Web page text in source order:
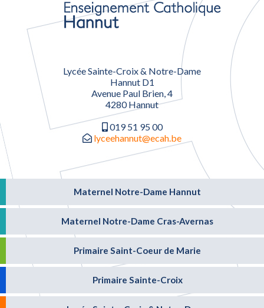
Lycée Sainte-Croix & Notre-Dame
Hannut D1
Avenue Paul Brien, 4
4280 Hannut
019 51 95 00
lyceehannut@ecah.be
Maternel Notre-Dame Hannut
Maternel Notre-Dame Cras-Avernas
Primaire Saint-Coeur de Marie
Primaire Sainte-Croix